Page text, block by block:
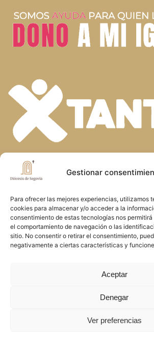
Gestionar
Para ofrecer las mejores experiencias, utilizamos
cookies para almacenar y/o acceder a la
consentimiento de estas tecnologías nos
el comportamiento de navegación o las
sitio. No consentir o retirar el consentimiento,
negativamente a ciertas características y
Aceptar
Denegar
Ver preferencias
En la diversidad de dones
la riqueza de nuestra fe.
oración y el servicio,
el Reino de Dios en Segovia,
el amor y la misericordia de
Copyright © 2026 Diócesis de
Política de